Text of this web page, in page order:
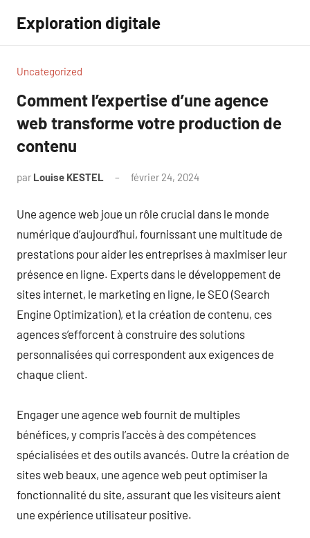
contenu
Exploration digitale
Uncategorized
Comment l’expertise d’une agence
web transforme votre production de
contenu
par Louise KESTEL février 24, 2024
Une agence web joue un rôle crucial dans le monde
numérique d’aujourd’hui, fournissant une multitude de
prestations pour aider les entreprises à maximiser leur
présence en ligne. Experts dans le développement de
sites internet, le marketing en ligne, le SEO (Search
Engine Optimization), et la création de contenu, ces
agences s’efforcent à construire des solutions
personnalisées qui correspondent aux exigences de
chaque client.
Engager une agence web fournit de multiples
bénéfices, y compris l’accès à des compétences
spécialisées et des outils avancés. Outre la création de
sites web beaux, une agence web peut optimiser la
fonctionnalité du site, assurant que les visiteurs aient
une expérience utilisateur positive.